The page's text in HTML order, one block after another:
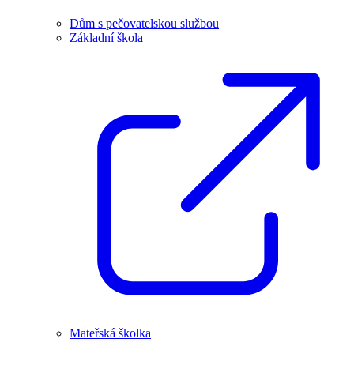
Dům s pečovatelskou službou
Základní škola
Mateřská školka